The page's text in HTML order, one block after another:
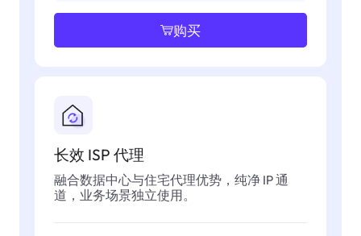
购买
长效 ISP 代理
融合数据中心与住宅代理优势，纯净 IP 通
道，业务场景独立使用。